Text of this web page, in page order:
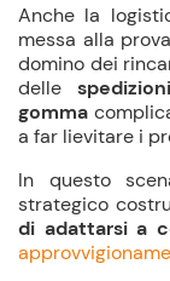
Anche la
messa alla
domino dei
delle
gomma
a far lievitare i
In questo
strategico
di adattarsi a